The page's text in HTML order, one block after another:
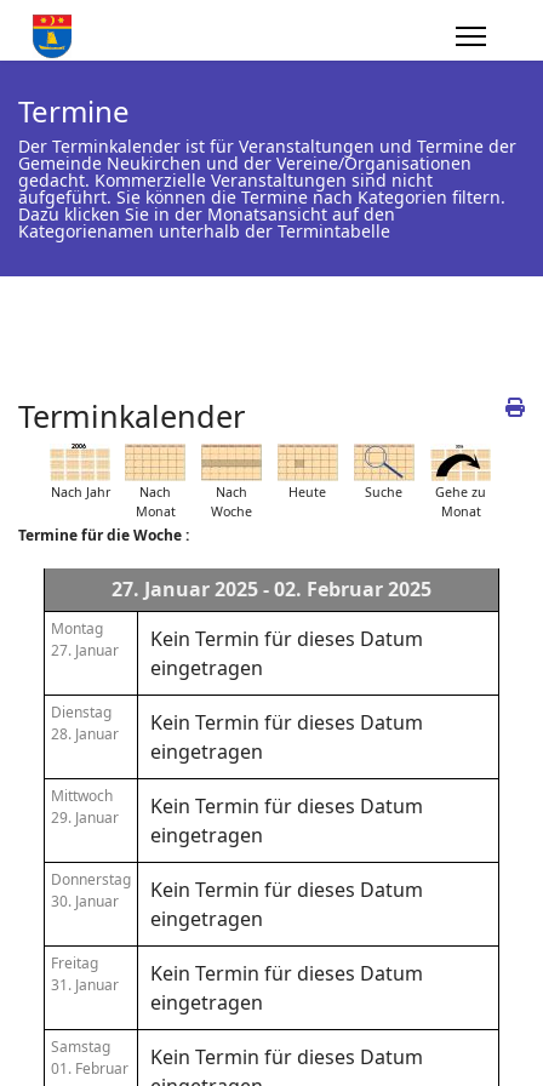
Termine
Der Terminkalender ist für Veranstaltungen und Termine der
Gemeinde Neukirchen und der Vereine/Organisationen
gedacht. Kommerzielle Veranstaltungen sind nicht
aufgeführt. Sie können die Termine nach Kategorien filtern.
Dazu klicken Sie in der Monatsansicht auf den
Kategorienamen unterhalb der Termintabelle
Terminkalender
Nach Jahr
Nach
Monat
Nach
Woche
Heute Suche
Gehe zu
Monat
Termine für die Woche :
27. Januar 2025 - 02. Februar 2025
Montag
27. Januar
Kein Termin für dieses Datum
eingetragen
Dienstag
28. Januar
Kein Termin für dieses Datum
eingetragen
Mittwoch
29. Januar
Kein Termin für dieses Datum
eingetragen
Donnerstag
30. Januar
Kein Termin für dieses Datum
eingetragen
Freitag
31. Januar
Kein Termin für dieses Datum
eingetragen
Samstag
01. Februar
Kein Termin für dieses Datum